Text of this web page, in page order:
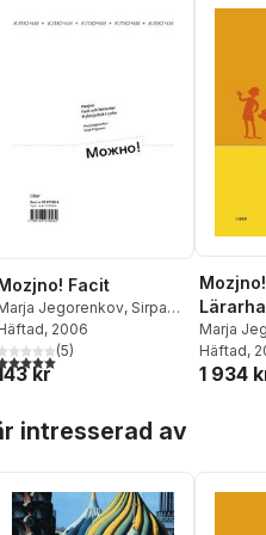
Facit
Jegorenkov, Sirpa
, 2006
utav 5 stjärnor. Totalt antal röster:
(5)
kr
Mozjno!
Marja
Häftad,
1 934
intresserad av